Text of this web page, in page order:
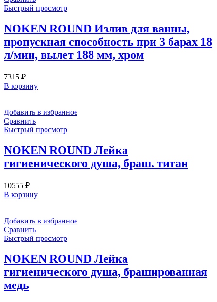
Быстрый просмотр
NOKEN ROUND Излив для ванны,
пропускная способность при 3 барах 18
л/мин, вылет 188 мм, хром
7315 ₽
В корзину
Добавить в избранное
Сравнить
Быстрый просмотр
NOKEN ROUND Лейка
гигиенического душа, браш. титан
10555 ₽
В корзину
Добавить в избранное
Сравнить
Быстрый просмотр
NOKEN ROUND Лейка
гигиенического душа, брашированная
медь